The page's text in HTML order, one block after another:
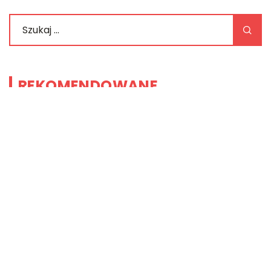
REKOMENDOWANE